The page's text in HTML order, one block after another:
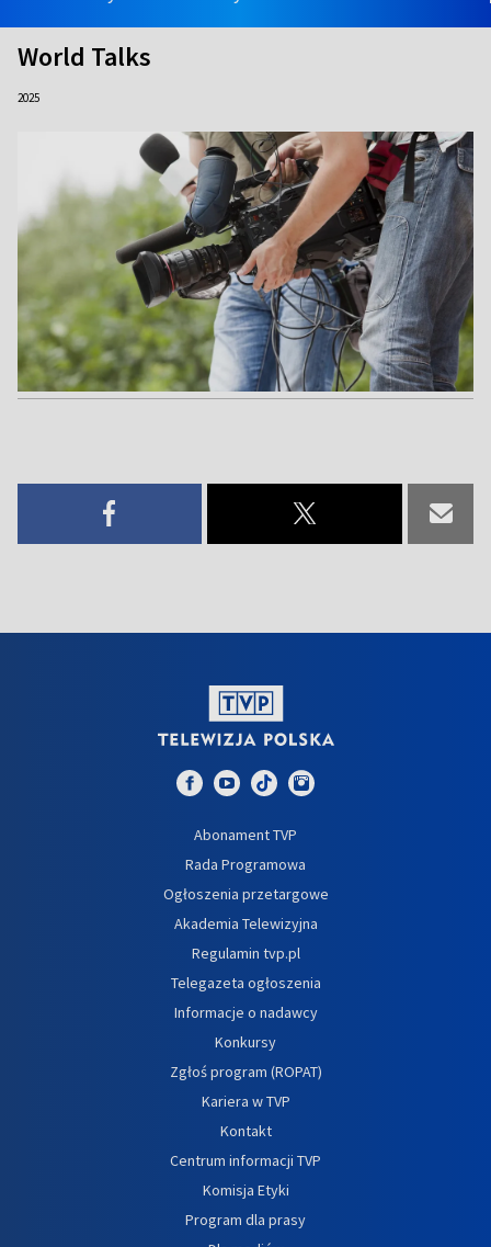
World Talks
2025
Abonament TVP
Rada Programowa
Ogłoszenia przetargowe
Akademia Telewizyjna
Regulamin tvp.pl
Telegazeta ogłoszenia
Informacje o nadawcy
Konkursy
Zgłoś program (ROPAT)
Kariera w TVP
Kontakt
Centrum informacji TVP
Komisja Etyki
Program dla prasy